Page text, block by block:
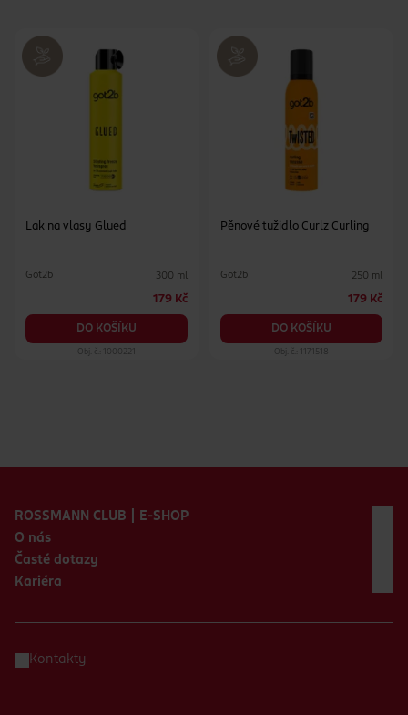
Lak na vlasy Glued
Got2b 300 ml
179 Kč
DO KOŠÍKU
Obj. č.: 1000221
Pěnové tužidlo Curlz Curling
Got2b 250 ml
179 Kč
DO KOŠÍKU
Obj. č.: 1171518
ROSSMANN CLUB | E-SHOP
O nás
Časté dotazy
Kariéra
Kontakty